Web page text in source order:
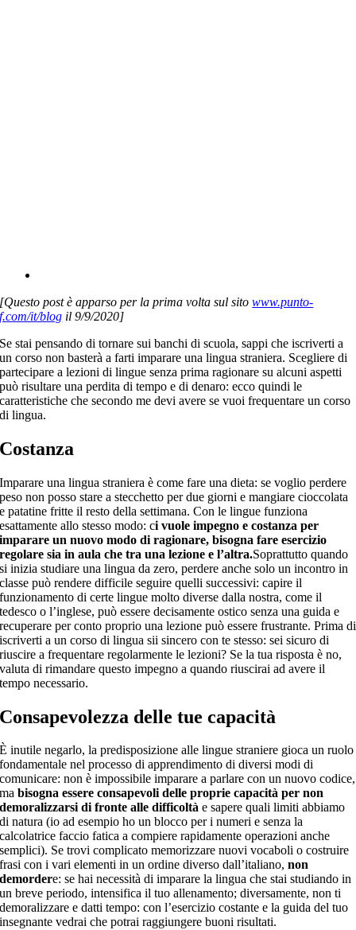
[Questo post è apparso per la prima volta sul sitowww.punto-
f.com/it/blog il 9/9/2020]
Se stai pensando di tornare sui banchi di scuola, sappi che iscriverti a
un corso non basterà a farti imparare una lingua straniera. Scegliere di
partecipare a lezioni di lingue senza prima ragionare su alcuni aspetti
può risultare una perdita di tempo e di denaro: ecco quindi le
caratteristiche che secondo me devi avere se vuoi frequentare un corso
di lingua.
Costanza
Imparare una lingua straniera è come fare una dieta: se voglio perdere
peso non posso stare a stecchetto per due giorni e mangiare cioccolata
e patatine fritte il resto della settimana. Con le lingue funziona
esattamente allo stesso modo: ci vuole impegno e costanza per
imparare un nuovo modo di ragionare, bisogna fare esercizio
regolare sia in aula che tra una lezione e l’altra.Soprattutto quando
si inizia studiare una lingua da zero, perdere anche solo un incontro in
classe può rendere difficile seguire quelli successivi: capire il
funzionamento di certe lingue molto diverse dalla nostra, come il
tedesco o l’inglese, può essere decisamente ostico senza una guida e
recuperare per conto proprio una lezione può essere frustrante. Prima di
iscriverti a un corso di lingua sii sincero con te stesso: sei sicuro di
riuscire a frequentare regolarmente le lezioni? Se la tua risposta è no,
valuta di rimandare questo impegno a quando riuscirai ad avere il
tempo necessario.
Consapevolezza delle tue capacità
È inutile negarlo, la predisposizione alle lingue straniere gioca un ruolo
fondamentale nel processo di apprendimento di diversi modi di
comunicare: non è impossibile imparare a parlare con un nuovo codice,
mabisogna essere consapevoli delle proprie capacità per non
demoralizzarsi di fronte alle difficoltà e sapere quali limiti abbiamo
di natura (io ad esempio ho un blocco per i numeri e senza la
calcolatrice faccio fatica a compiere rapidamente operazioni anche
semplici). Se trovi complicato memorizzare nuovi vocaboli o costruire
frasi con i vari elementi in un ordine diverso dall’italiano,non
demordere: se hai necessità di imparare la lingua che stai studiando in
un breve periodo, intensifica il tuo allenamento; diversamente, non ti
demoralizzare e datti tempo: con l’esercizio costante e la guida del tuo
insegnante vedrai che potrai raggiungere buoni risultati.